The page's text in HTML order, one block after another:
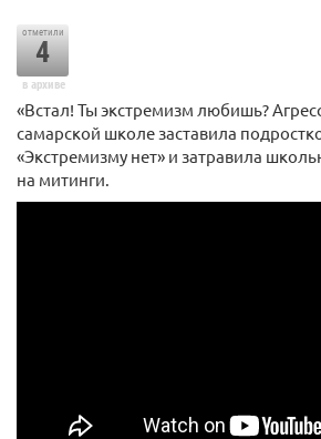
отметили
4
в архиве
«Встал! Ты экстремизм любишь?
самарской школе заставила
«Экстремизму нет» и затравила
на митинги.